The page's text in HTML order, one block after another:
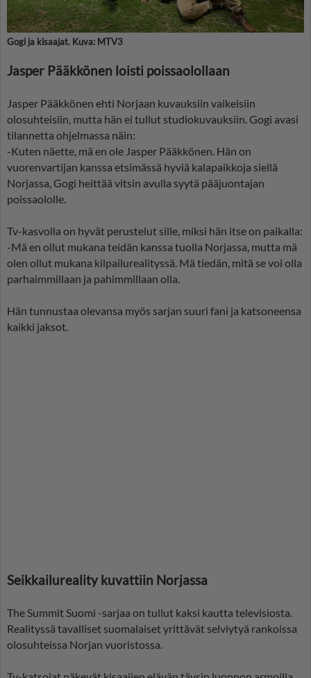
Gogi ja kisaajat. Kuva: MTV3
Jasper Pääkkönen loisti poissaolollaan
Jasper Pääkkönen ehti Norjaan kuvauksiin vaikeisiin
olosuhteisiin, mutta hän ei tullut studiokuvauksiin. Gogi avasi
tilannetta ohjelmassa näin:
-Kuten näette, mä en ole Jasper Pääkkönen. Hän on
vuorenvartijan kanssa etsimässä hyviä kalapaikkoja siellä
Norjassa, Gogi heittää vitsin avulla syytä pääjuontajan
poissaololle.
Tv-kasvolla on hyvät perustelut sille, miksi hän itse on paikalla:
-Mä en ollut mukana teidän kanssa tuolla Norjassa, mutta mä
olen ollut mukana kilpailurealityssä. Mä tiedän, mitä se voi olla
parhaimmillaan ja pahimmillaan olla.
Hän tunnustaa olevansa myös sarjan suuri fani ja katsoneensa
kaikki jaksot.
Seikkailureality kuvattiin Norjassa
The Summit Suomi -sarjaa on tullut kaksi kautta televisiosta.
Realityssä tavalliset suomalaiset yrittävät selviytyä rankoissa
olosuhteissa Norjan vuoristossa.